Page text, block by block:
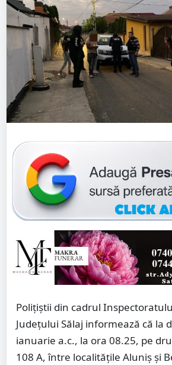
Polițiștii din cadrul
Județului Sălaj informează că la
ianuarie a.c., la ora 08.25, pe
108 A, între localitățile Aluniș și